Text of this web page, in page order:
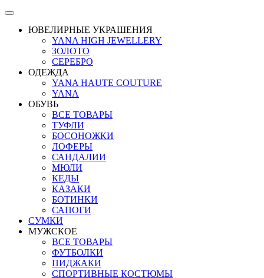
ЮВЕЛИРНЫЕ УКРАШЕНИЯ
YANA HIGH JEWELLERY
ЗОЛОТО
СЕРЕБРО
ОДЕЖДА
YANA HAUTE COUTURE
YANA
ОБУВЬ
ВСЕ ТОВАРЫ
ТУФЛИ
БОСОНОЖКИ
ЛОФЕРЫ
САНДАЛИИ
МЮЛИ
КЕДЫ
КАЗАКИ
БОТИНКИ
САПОГИ
СУМКИ
МУЖСКОЕ
ВСЕ ТОВАРЫ
ФУТБОЛКИ
ПИДЖАКИ
СПОРТИВНЫЕ КОСТЮМЫ